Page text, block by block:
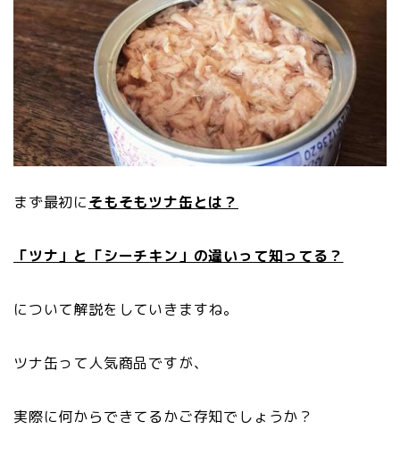
まず最初にそもそもツナ缶とは？
「ツナ」と「シーチキン」の違いって知ってる？
について解説をしていきますね。
ツナ缶って人気商品ですが、
実際に何からできてるかご存知でしょうか？